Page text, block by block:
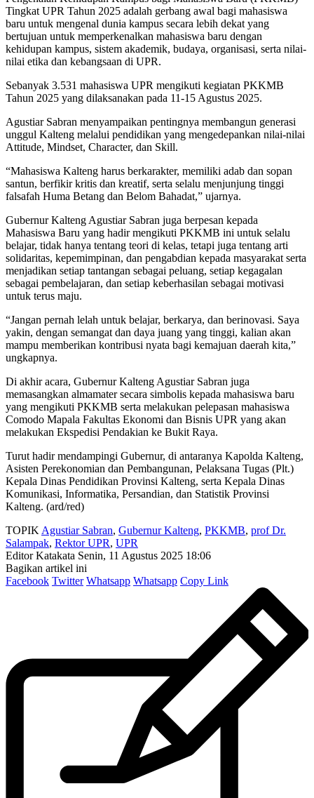
Tingkat UPR Tahun 2025 adalah gerbang awal bagi mahasiswa
baru untuk mengenal dunia kampus secara lebih dekat yang
bertujuan untuk memperkenalkan mahasiswa baru dengan
kehidupan kampus, sistem akademik, budaya, organisasi, serta nilai-
nilai etika dan kebangsaan di UPR.
Sebanyak 3.531 mahasiswa UPR mengikuti kegiatan PKKMB
Tahun 2025 yang dilaksanakan pada 11-15 Agustus 2025.
Agustiar Sabran menyampaikan pentingnya membangun generasi
unggul Kalteng melalui pendidikan yang mengedepankan nilai-nilai
Attitude, Mindset, Character, dan Skill.
“Mahasiswa Kalteng harus berkarakter, memiliki adab dan sopan
santun, berfikir kritis dan kreatif, serta selalu menjunjung tinggi
falsafah Huma Betang dan Belom Bahadat,” ujarnya.
Gubernur Kalteng Agustiar Sabran juga berpesan kepada
Mahasiswa Baru yang hadir mengikuti PKKMB ini untuk selalu
belajar, tidak hanya tentang teori di kelas, tetapi juga tentang arti
solidaritas, kepemimpinan, dan pengabdian kepada masyarakat serta
menjadikan setiap tantangan sebagai peluang, setiap kegagalan
sebagai pembelajaran, dan setiap keberhasilan sebagai motivasi
untuk terus maju.
“Jangan pernah lelah untuk belajar, berkarya, dan berinovasi. Saya
yakin, dengan semangat dan daya juang yang tinggi, kalian akan
mampu memberikan kontribusi nyata bagi kemajuan daerah kita,”
ungkapnya.
Di akhir acara, Gubernur Kalteng Agustiar Sabran juga
memasangkan almamater secara simbolis kepada mahasiswa baru
yang mengikuti PKKMB serta melakukan pelepasan mahasiswa
Comodo Mapala Fakultas Ekonomi dan Bisnis UPR yang akan
melakukan Ekspedisi Pendakian ke Bukit Raya.
Turut hadir mendampingi Gubernur, di antaranya Kapolda Kalteng,
Asisten Perekonomian dan Pembangunan, Pelaksana Tugas (Plt.)
Kepala Dinas Pendidikan Provinsi Kalteng, serta Kepala Dinas
Komunikasi, Informatika, Persandian, dan Statistik Provinsi
Kalteng. (ard/red)
TOPIK Agustiar Sabran, Gubernur Kalteng, PKKMB, prof Dr.
Salampak, Rektor UPR, UPR
Editor Katakata Senin, 11 Agustus 2025 18:06
Bagikan artikel ini
Facebook Twitter Whatsapp Whatsapp Copy Link